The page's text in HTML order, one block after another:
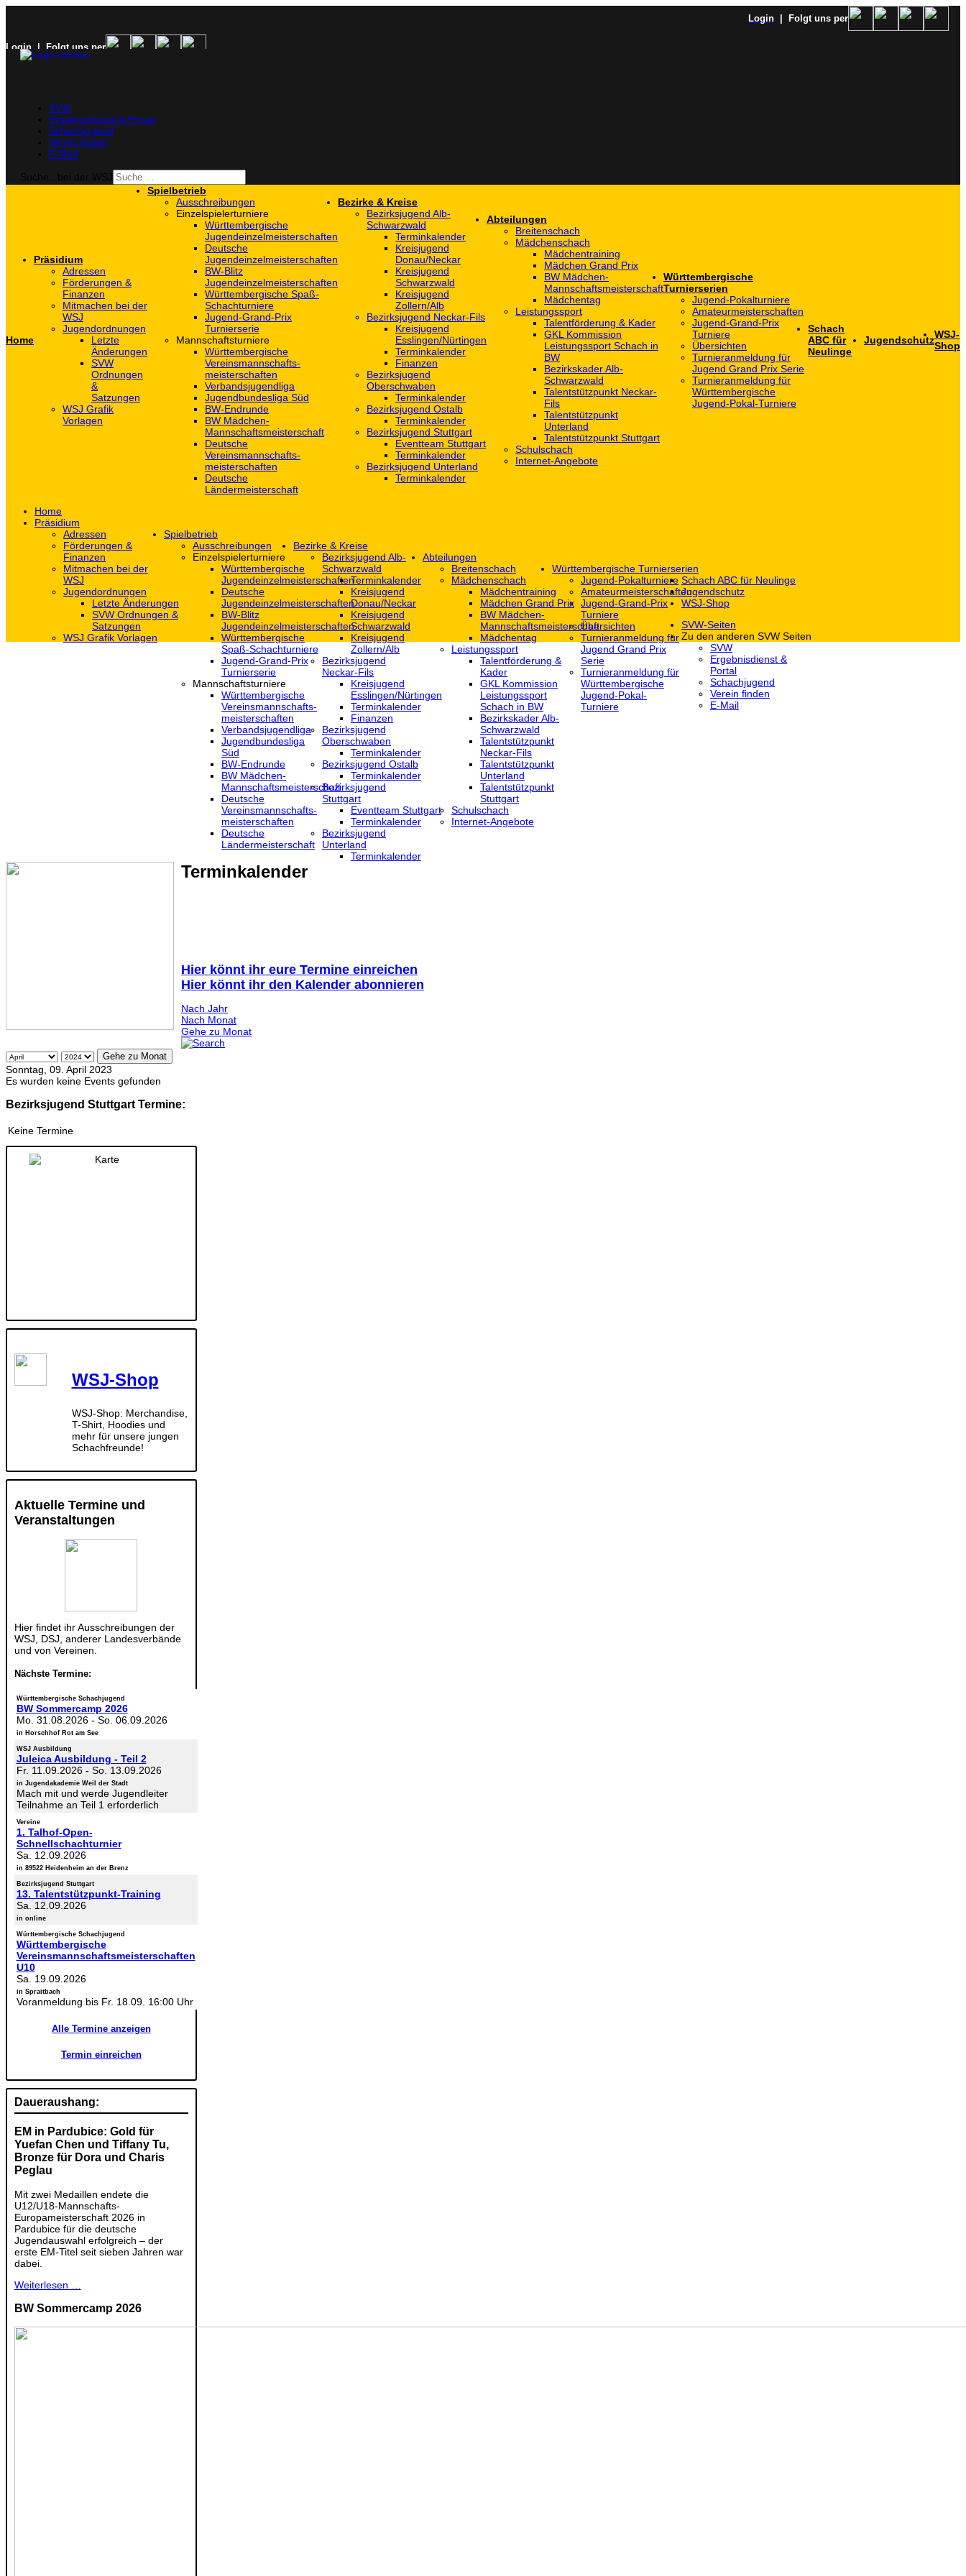
Login | Folgt uns per
Login | Folgt uns per
SVW
Ergebnisdienst & Portal
Schachjugend
Verein finden
E-Mail
Home
Präsidium
Adressen
Förderungen &
Finanzen
Mitmachen bei der
WSJ
Jugendordnungen
Letzte
Änderungen
SVW
Ordnungen
&
Satzungen
WSJ Grafik
Vorlagen
Spielbetrieb
Ausschreibungen
Einzelspielerturniere
Württembergische
Jugendeinzelmeisterschaften
Deutsche
Jugendeinzelmeisterschaften
BW-Blitz
Jugendeinzelmeisterschaften
Württembergische Spaß-
Schachturniere
Jugend-Grand-Prix
Turnierserie
Mannschaftsturniere
Württembergische
Vereinsmannschafts-
meisterschaften
Verbandsjugendliga
Jugendbundesliga Süd
BW-Endrunde
BW Mädchen-
Mannschaftsmeisterschaft
Deutsche
Vereinsmannschafts-
meisterschaften
Deutsche
Ländermeisterschaft
Bezirke & Kreise
Bezirksjugend Alb-
Schwarzwald
Terminkalender
Kreisjugend
Donau/Neckar
Kreisjugend
Schwarzwald
Kreisjugend
Zollern/Alb
Bezirksjugend Neckar-Fils
Kreisjugend
‎Esslingen/Nürtingen
Terminkalender
Finanzen
Bezirksjugend
Oberschwaben
Terminkalender
Bezirksjugend Ostalb
Terminkalender
Bezirksjugend Stuttgart
‎Eventteam Stuttgart
Terminkalender
Bezirksjugend Unterland
Terminkalender
Abteilungen
Breitenschach
Mädchenschach
Mädchentraining
Mädchen Grand Prix
BW Mädchen-
Mannschaftsmeisterschaft
Mädchentag
Leistungssport
Talentförderung & Kader
GKL Kommission
Leistungssport Schach in
BW
Bezirkskader Alb-
Schwarzwald
Talentstützpunkt Neckar-
Fils
Talentstützpunkt
Unterland
Talentstützpunkt Stuttgart
Schulschach
Internet-Angebote
Württembergische
Turnierserien
Jugend-Pokalturniere
Amateurmeisterschaften
Jugend-Grand-Prix
Turniere
Übersichten
Turnieranmeldung für
Jugend Grand Prix Serie
Turnieranmeldung für
Württembergische
Jugend-Pokal-Turniere
Schach
ABC für
Neulinge
JugendschutzWSJ-
Shop
Home
Präsidium
Adressen
Förderungen &
Finanzen
Mitmachen bei der
WSJ
Jugendordnungen
Letzte Änderungen
SVW Ordnungen &
Satzungen
WSJ Grafik Vorlagen
Spielbetrieb
Ausschreibungen
Einzelspielerturniere
Württembergische
Jugendeinzelmeisterschaften
Deutsche
Jugendeinzelmeisterschaften
BW-Blitz
Jugendeinzelmeisterschaften
Württembergische
Spaß-Schachturniere
Jugend-Grand-Prix
Turnierserie
Mannschaftsturniere
Württembergische
Vereinsmannschafts-
meisterschaften
Verbandsjugendliga
Jugendbundesliga
Süd
BW-Endrunde
BW Mädchen-
Mannschaftsmeisterschaft
Deutsche
Vereinsmannschafts-
meisterschaften
Deutsche
Ländermeisterschaft
Bezirke & Kreise
Bezirksjugend Alb-
Schwarzwald
Terminkalender
Kreisjugend
Donau/Neckar
Kreisjugend
Schwarzwald
Kreisjugend
Zollern/Alb
Bezirksjugend
Neckar-Fils
Kreisjugend
‎Esslingen/Nürtingen
Terminkalender
Finanzen
Bezirksjugend
Oberschwaben
Terminkalender
Bezirksjugend Ostalb
Terminkalender
Bezirksjugend
Stuttgart
‎Eventteam Stuttgart
Terminkalender
Bezirksjugend
Unterland
Terminkalender
Abteilungen
Breitenschach
Mädchenschach
Mädchentraining
Mädchen Grand Prix
BW Mädchen-
Mannschaftsmeisterschaft
Mädchentag
Leistungssport
Talentförderung &
Kader
GKL Kommission
Leistungssport
Schach in BW
Bezirkskader Alb-
Schwarzwald
Talentstützpunkt
Neckar-Fils
Talentstützpunkt
Unterland
Talentstützpunkt
Stuttgart
Schulschach
Internet-Angebote
Württembergische Turnierserien
Jugend-Pokalturniere
Amateurmeisterschaften
Jugend-Grand-Prix
Turniere
Übersichten
Turnieranmeldung für
Jugend Grand Prix
Serie
Turnieranmeldung für
Württembergische
Jugend-Pokal-
Turniere
Schach ABC für Neulinge
Jugendschutz
WSJ-Shop
SVW-Seiten
Zu den anderen SVW Seiten
SVW
Ergebnisdienst &
Portal
Schachjugend
Verein finden
E-Mail
Terminkalender
Hier könnt ihr eure Termine einreichen
Hier könnt ihr den Kalender abonnieren
Nach Jahr
Nach Monat
Gehe zu Monat
Gehe zu Monat
Sonntag, 09. April 2023
Es wurden keine Events gefunden
Bezirksjugend Stuttgart Termine:
Keine Termine
WSJ-Shop
WSJ-Shop: Merchandise,
T-Shirt, Hoodies und
mehr für unsere jungen
Schachfreunde!
Aktuelle Termine und
Veranstaltungen
Hier findet ihr Ausschreibungen der
WSJ, DSJ, anderer Landesverbände
und von Vereinen.
Nächste Termine:
Württembergische Schachjugend
BW Sommercamp 2026
Mo. 31.08.2026- So. 06.09.2026
in Horschhof Rot am See
WSJ Ausbildung
Juleica Ausbildung - Teil 2
Fr. 11.09.2026- So. 13.09.2026
in Jugendakademie Weil der Stadt
Mach mit und werde Jugendleiter
Teilnahme an Teil 1 erforderlich
Vereine
1. Talhof-Open-
Schnellschachturnier
Sa. 12.09.2026
in 89522 Heidenheim an der Brenz
Bezirksjugend Stuttgart
13. Talentstützpunkt-Training
Sa. 12.09.2026
in online
Württembergische Schachjugend
Württembergische
Vereinsmannschaftsmeisterschaften
U10
Sa. 19.09.2026
in Spraitbach
Voranmeldung bis Fr. 18.09. 16:00 Uhr
Alle Termine anzeigen
Termin einreichen
Daueraushang:
EM in Pardubice: Gold für
Yuefan Chen und Tiffany Tu,
Bronze für Dora und Charis
Peglau
Mit zwei Medaillen endete die
U12/U18-Mannschafts-
Europameisterschaft 2026 in
Pardubice für die deutsche
Jugendauswahl erfolgreich – der
erste EM-Titel seit sieben Jahren war
dabei.
Weiterlesen …
BW Sommercamp 2026